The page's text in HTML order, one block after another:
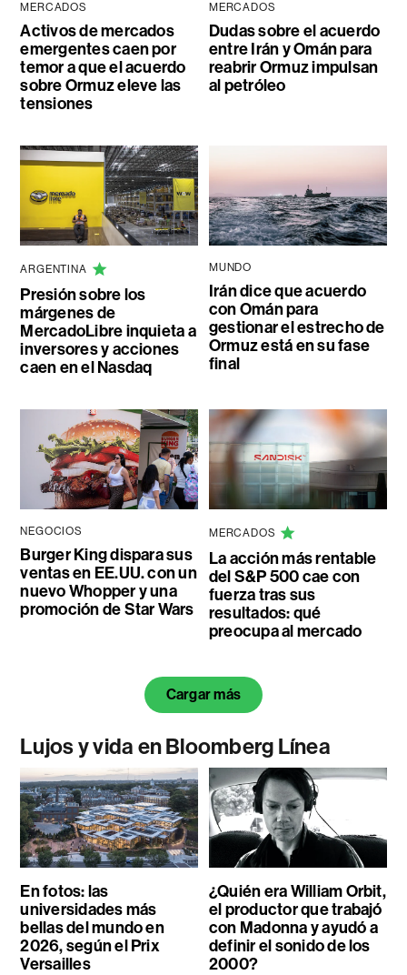
MERCADOS
Activos de mercados
emergentes caen por
temor a que el acuerdo
sobre Ormuz eleve las
tensiones
MERCADOS
Dudas sobre el acuerdo
entre Irán y Omán para
reabrir Ormuz impulsan
al petróleo
ARGENTINA
Presión sobre los
márgenes de
MercadoLibre inquieta a
inversores y acciones
caen en el Nasdaq
MUNDO
Irán dice que acuerdo
con Omán para
gestionar el estrecho de
Ormuz está en su fase
final
NEGOCIOS
Burger King dispara sus
ventas en EE.UU. con un
nuevo Whopper y una
promoción de Star Wars
MERCADOS
La acción más rentable
del S&P 500 cae con
fuerza tras sus
resultados: qué
preocupa al mercado
Cargar más
Lujos y vida en Bloomberg Línea
En fotos: las
universidades más
bellas del mundo en
2026, según el Prix
Versailles
¿Quién era William Orbit,
el productor que trabajó
con Madonna y ayudó a
definir el sonido de los
2000?